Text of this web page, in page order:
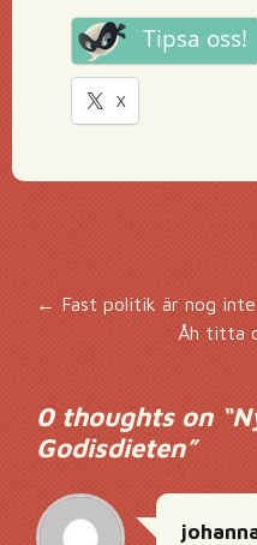
Tipsa oss!
X
← Fast politik är nog inte
Åh titta
0 thoughts on “
Godisdieten”